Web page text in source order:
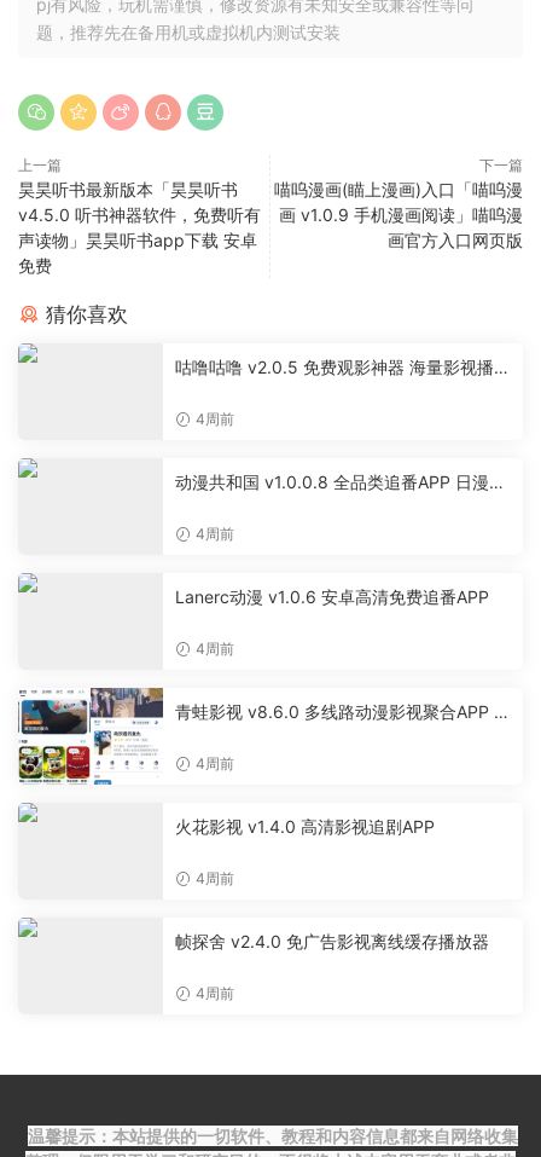
pj有风险，玩机需谨慎，修改资源有未知安全或兼容性等问
题，推荐先在备用机或虚拟机内测试安装
上一篇
昊昊听书最新版本「昊昊听书
v4.5.0 听书神器软件，免费听有
声读物」昊昊听书app下载 安卓
免费
下一篇
喵呜漫画(瞄上漫画)入口「喵呜漫
画 v1.0.9 手机漫画阅读」喵呜漫
画官方入口网页版
猜你喜欢
咕噜咕噜 v2.0.5 免费观影神器 海量影视播放
4周前
动漫共和国 v1.0.0.8 全品类追番APP 日漫国
4周前
Lanerc动漫 v1.0.6 安卓高清免费追番APP
4周前
青蛙影视 v8.6.0 多线路动漫影视聚合APP 免
4周前
火花影视 v1.4.0 高清影视追剧APP
4周前
帧探舍 v2.4.0 免广告影视离线缓存播放器
4周前
温馨提示：本站提供的一切软件、教程和内容信息都来自网络收集